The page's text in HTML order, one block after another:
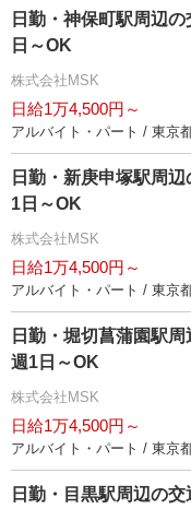
日勤・神保町駅周辺
日～OK
株式会社MSK
日給1万4,500円～
アルバイト・パート / 東京
日勤・新庚申塚駅周
1日～OK
株式会社MSK
日給1万4,500円～
アルバイト・パート / 東京
日勤・堀切菖蒲園駅
週1日～OK
株式会社MSK
日給1万4,500円～
アルバイト・パート / 東京
日勤・目黒駅周辺の